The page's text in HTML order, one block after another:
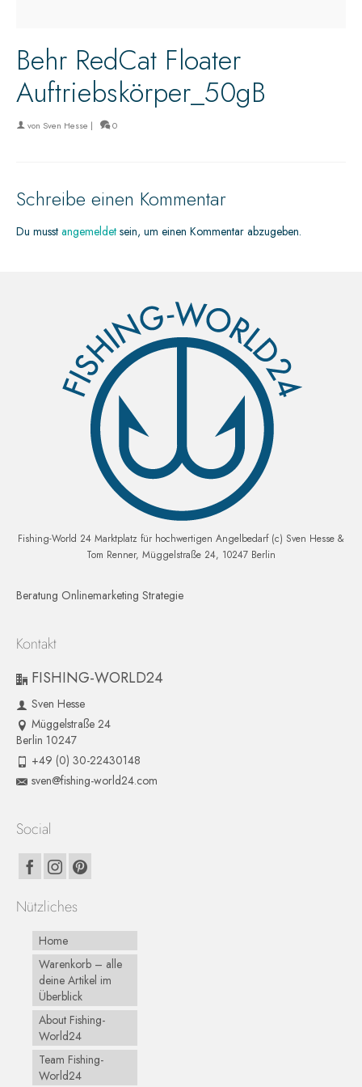
Behr RedCat Floater
Auftriebskörper_50gB
von Sven Hesse | 0
Schreibe einen Kommentar
Du musst angemeldet sein, um einen Kommentar abzugeben.
Fishing-World 24 Marktplatz für hochwertigen Angelbedarf (c) Sven Hesse &
Tom Renner, Müggelstraße 24, 10247 Berlin
Beratung Onlinemarketing Strategie
Kontakt
FISHING-WORLD24
Sven Hesse
Müggelstraße 24
Berlin 10247
+49 (0) 30-22430148
sven@fishing-world24.com
Social
Nützliches
Home
Warenkorb – alle
deine Artikel im
Überblick
About Fishing-
World24
Team Fishing-
World24